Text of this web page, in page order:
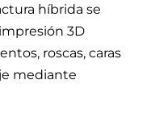
híbrida se
3D
roscas, caras
mediante